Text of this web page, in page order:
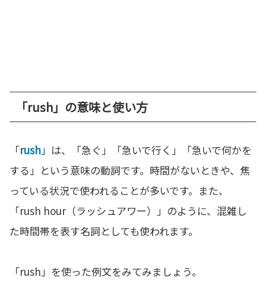
「rush」の意味と使い方
「rush」は、「急ぐ」「急いで行く」「急いで何かを
する」という意味の動詞です。時間がないときや、焦
っている状況で使われることが多いです。また、
「rush hour（ラッシュアワー）」のように、混雑し
た時間帯を表す名詞としても使われます。
「rush」を使った例文をみてみましょう。